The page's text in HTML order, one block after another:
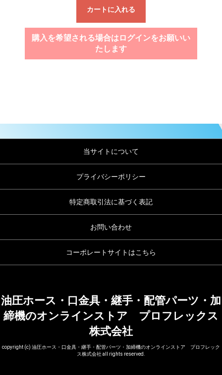
カートに入れる
購入を希望される場合はログインをお願いい
たします
当サイトについて
プライバシーポリシー
特定商取引法に基づく表記
お問い合わせ
コーポレートサイトはこちら
油圧ホース・口金具・継手・配管パーツ・加
締機のオンラインストア プロフレックス
株式会社
copyright (c) 油圧ホース・口金具・継手・配管パーツ・加締機のオンラインストア プロフレック
ス株式会社 all rights reserved.